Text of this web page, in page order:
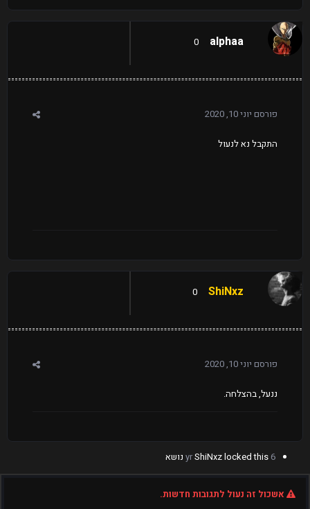
alphaa
0
פורסם יוני 10, 2020
התקבל נא לנעול
ShiNxz
0
פורסם יוני 10, 2020
ננעל, בהצלחה.
6 yr
ShiNxzlocked this נושא
אשכול זה נעול לתגובות חדשות.